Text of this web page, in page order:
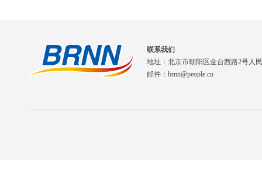
联系我们
地址：北京市朝阳区金台西路2号人
邮件：brnn@people.cn